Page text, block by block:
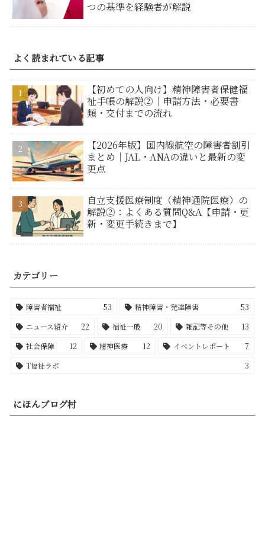
つの基準を経験者が解説
よく読まれている記事
【初めての人向け】精神障害者保健福
祉手帳の解説②｜申請方法・必要書
類・交付までの流れ
【2026年版】国内線航空の障害者割引
まとめ｜JAL・ANAの違いと最新の変
更点
自立支援医療制度（精神通院医療）の
解説②：よくある質問Q&A【申請・更
新・変更手続きまで】
カテゴリー
障害者福祉 53 精神障害・発達障害
53
ニュース紹介
22 福祉一般 20 雑記等その他
13
社会保障
12 精神医療 12 イベントレポート
7
T福祉ラボ
3
にほんブログ村